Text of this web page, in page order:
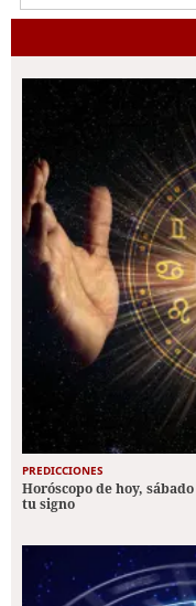
PREDICCIONES
Horóscopo de hoy,
tu signo